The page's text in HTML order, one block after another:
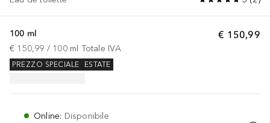
€ 150,99
100 ml
€ 150,99 / 100 ml Totale IVA
ESTATE
PREZZO SPECIALE
Online: Disponibile